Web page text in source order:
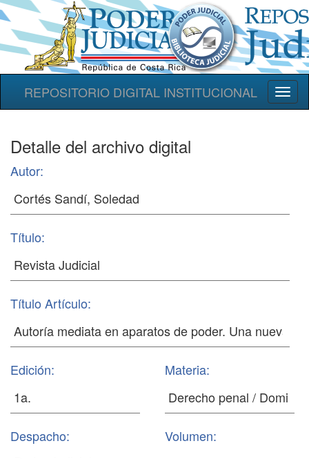
REPOSITORIO DIGITAL INSTITUCIONAL
Detalle del archivo digital
Autor:
Título:
Título Artículo:
Edición: Materia:
Despacho: Volumen: